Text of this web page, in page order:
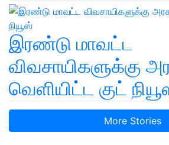
இரண்டு மாவட்ட
விவசாயிகளுக்கு
வெளியிட்ட குட்
More Stories